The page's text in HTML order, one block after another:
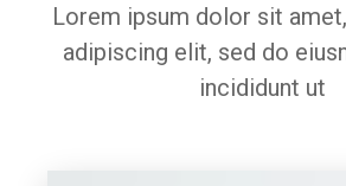
Lorem ipsum dolor sit
adipiscing elit, sed do
incididunt ut